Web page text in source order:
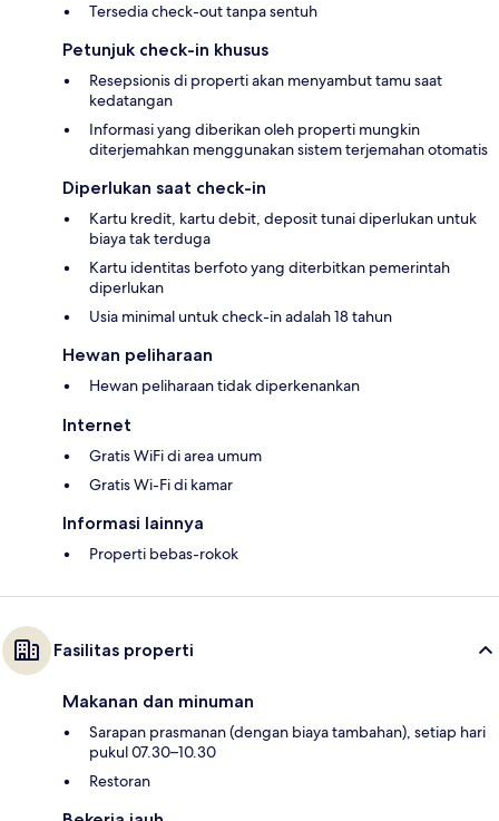
Tersedia check-out tanpa sentuh
Petunjuk check-in khusus
Resepsionis di properti akan menyambut tamu saat
kedatangan
Informasi yang diberikan oleh properti mungkin
diterjemahkan menggunakan sistem terjemahan otomatis
Diperlukan saat check-in
Kartu kredit, kartu debit, deposit tunai diperlukan untuk
biaya tak terduga
Kartu identitas berfoto yang diterbitkan pemerintah
diperlukan
Usia minimal untuk check-in adalah 18 tahun
Hewan peliharaan
Hewan peliharaan tidak diperkenankan
Internet
Gratis WiFi di area umum
Gratis Wi-Fi di kamar
Informasi lainnya
Properti bebas-rokok
Fasilitas properti
Makanan dan minuman
Sarapan prasmanan (dengan biaya tambahan), setiap hari
pukul 07.30–10.30
Restoran